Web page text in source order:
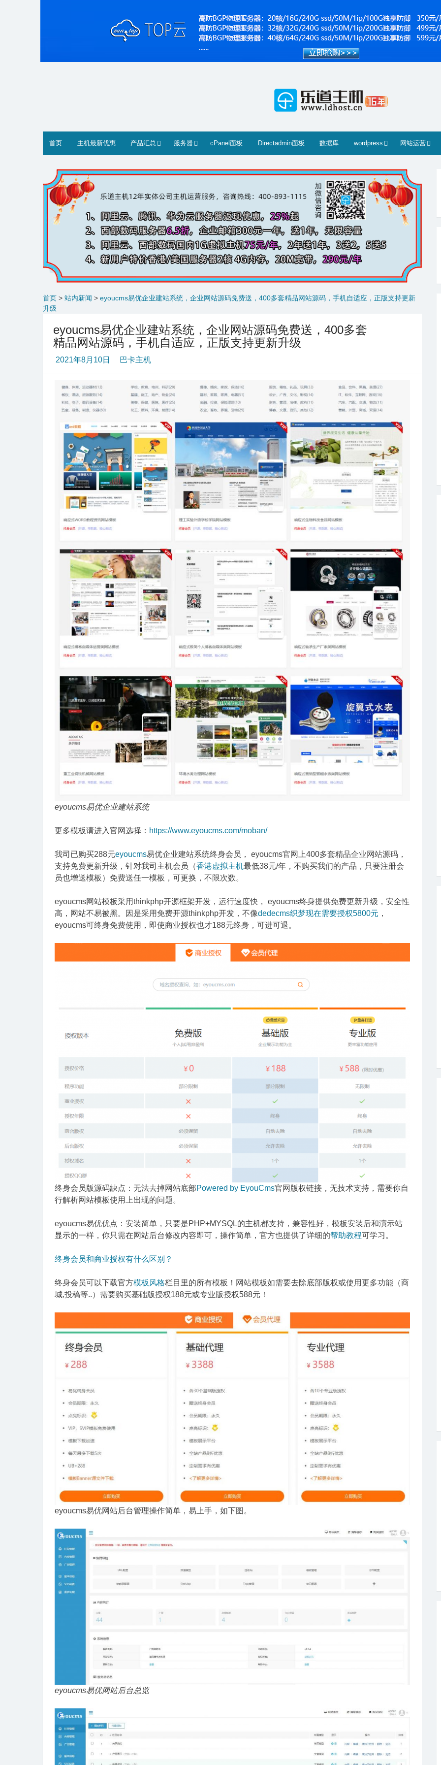
首页 主机最新优惠 产品汇总 服务器 cPanel面板 Directadmin面板 数据库 wordpress 网站运营
首页 > 站内新闻 > eyoucms易优企业建站系统，企业网站源码免费送，400多套精品网站源码，手机自适应，正版支持更新
升级
eyoucms易优企业建站系统，企业网站源码免费送，400多套
精品网站源码，手机自适应，正版支持更新升级
2021年8月10日 巴卡主机
eyoucms易优企业建站系统
更多模板请进入官网选择： https://www.eyoucms.com/moban/
我司已购买288元eyoucms易优企业建站系统终身会员， eyoucms官网上400多套精品企业网站源码，
支持免费更新升级，针对我司主机会员（香港虚拟主机最低38元/年，不购买我们的产品，只要注册会
员也增送模板）免费送任一模板，可更换，不限次数。
eyoucms网站模板采用thinkphp开源框架开发，运行速度快， eyoucms终身提供免费更新升级，安全性
高，网站不易被黑。因是采用免费开源thinkphp开发，不像dedecms织梦现在需要授权5800元 ，
eyoucms可终身免费使用，即使商业授权也才188元终身，可进可退。
终身会员版源码缺点：无法去掉网站底部Powered by EyouCms官网版权链接，无技术支持，需要你自
行解析网站模板使用上出现的问题。
eyoucms易优优点：安装简单，只要是PHP+MYSQL的主机都支持，兼容性好，模板安装后和演示站
显示的一样，你只需在网站后台修改内容即可，操作简单，官方也提供了详细的帮助教程可学习。
终身会员和商业授权有什么区别？
终身会员可以下载官方模板风格栏目里的所有模板！网站模板如需要去除底部版权或使用更多功能（商
城,投稿等..）需要购买基础版授权188元或专业版授权588元！
eyoucms易优网站后台管理操作简单，易上手，如下图。
eyoucms易优网站后台总览